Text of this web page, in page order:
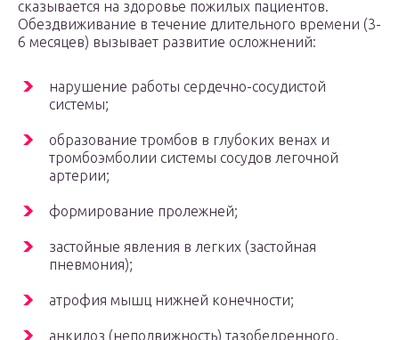
сказывается на здоровье пожилых пациентов.
Обездвиживание в течение длительного времени (3-
6 месяцев) вызывает развитие осложнений:
нарушение работы сердечно-сосудистой
системы;
образование тромбов в глубоких венах и
тромбоэмболии системы сосудов легочной
артерии;
формирование пролежней;
застойные явления в легких (застойная
пневмония);
атрофия мышц нижней конечности;
анкилоз (неподвижность) тазобедренного,